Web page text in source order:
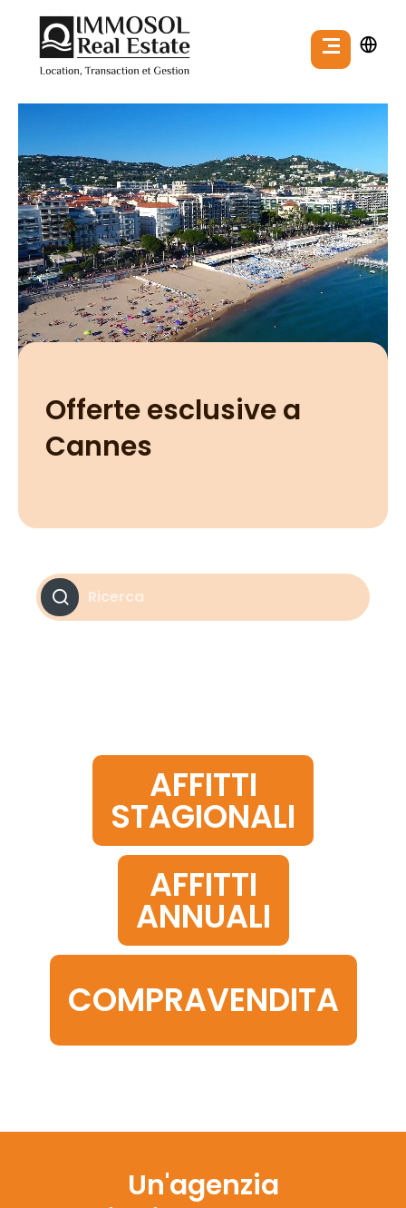
Offerte esclusive a
Cannes
Ricerca
Città
Ricerca
AFFITTI
STAGIONALI
AFFITTI
ANNUALI
COMPRAVENDITA
Un'agenzia